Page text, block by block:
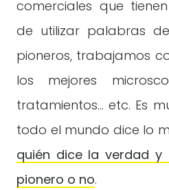
comerciales que
de utilizar palabras
pioneros, trabajamos
los mejores
tratamientos… etc. Es
todo el mundo dice lo
quién dice la verdad y
pionero o no.